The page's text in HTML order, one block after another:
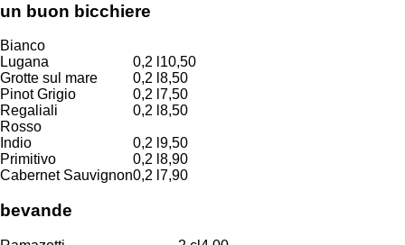
un buon bicchiere
Bianco
Lugana
0,2 l 10,50
Grotte sul mare
0,2 l 8,50
Pinot Grigio
0,2 l 7,50
Regaliali
0,2 l 8,50
Rosso
Indio
0,2 l 9,50
Primitivo
0,2 l 8,90
Cabernet Sauvignon0,2 l 7,90
bevande